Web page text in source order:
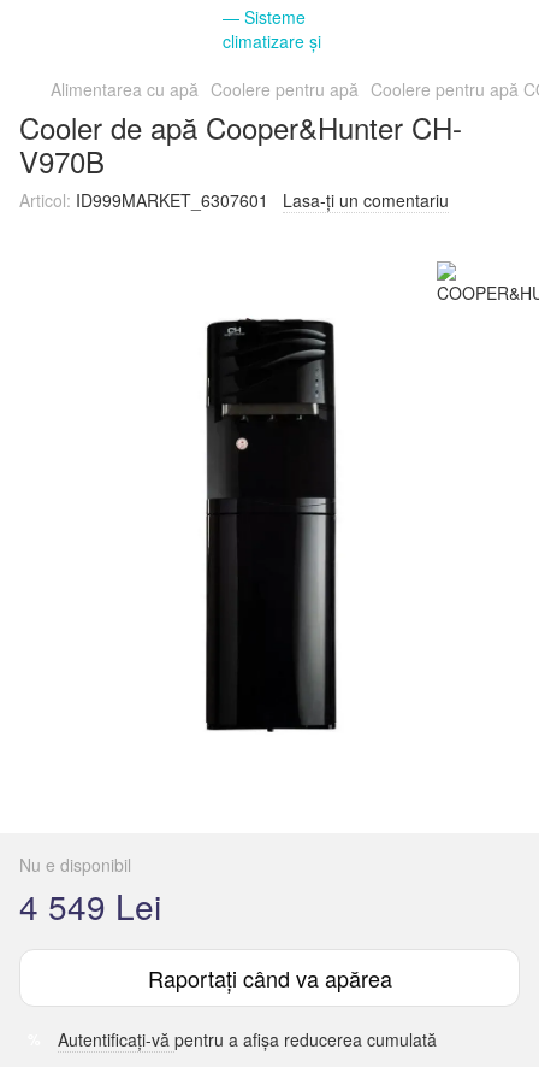
Alimentarea cu apă Coolere pentru apă Coolere pentru apă
Cooler de apă Cooper&Hunter CH-
V970B
Articol: ID999MARKET_6307601 Lasa-ți un comentariu
Nu e disponibil
4 549 Lei
Raportați când va apărea
Autentificați-vă pentru a afișa reducerea cumulată